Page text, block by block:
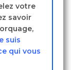
votre
savoir
suis
qui vous